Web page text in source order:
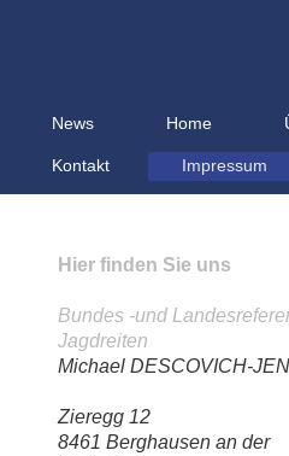
News Home
Kontakt Impressum
Hier finden Sie uns
Bundes -und
Jagdreiten
Michael DESCOVICH-
Zieregg 12
8461 Berghausen an der